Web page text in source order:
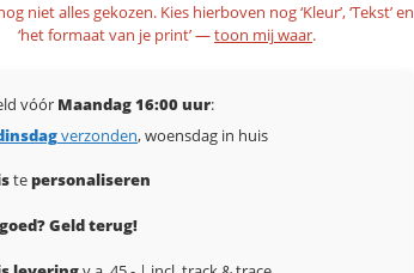
niet alles gekozen. Kies hierboven nog ‘Kleur’, ‘Tekst’ en
‘het formaat van je print’ —toon mij waar.
vóór Maandag 16:00 uur:
verzonden, woensdag in huis
tepersonaliseren
Geld terug!